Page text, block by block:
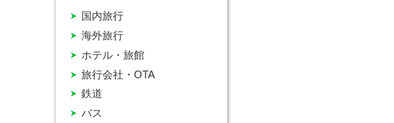
バス
ホテル・旅館
国内旅行
旅行会社・OTA
海外旅行
鉄道